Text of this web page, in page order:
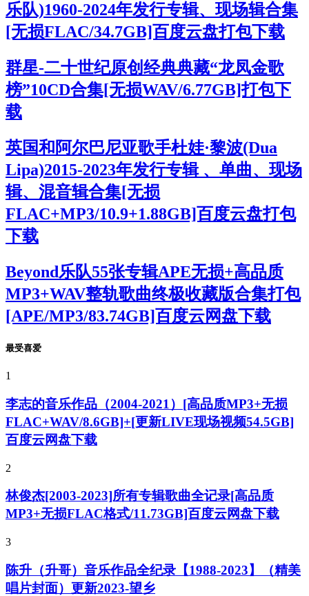
乐队)1960-2024年发行专辑、现场辑合集
[无损FLAC/34.7GB]百度云盘打包下载
群星-二十世纪原创经典典藏“龙凤金歌
榜”10CD合集[无损WAV/6.77GB]打包下
载
英国和阿尔巴尼亚歌手杜娃·黎波(Dua
Lipa)2015-2023年发行专辑 、单曲、现场
辑、混音辑合集[无损
FLAC+MP3/10.9+1.88GB]百度云盘打包
下载
Beyond乐队55张专辑APE无损+高品质
MP3+WAV整轨歌曲终极收藏版合集打包
[APE/MP3/83.74GB]百度云网盘下载
最受喜爱
1
李志的音乐作品（2004-2021）[高品质MP3+无损
FLAC+WAV/8.6GB]+[更新LIVE现场视频54.5GB]
百度云网盘下载
2
林俊杰[2003-2023]所有专辑歌曲全记录[高品质
MP3+无损FLAC格式/11.73GB]百度云网盘下载
3
陈升（升哥）音乐作品全纪录【1988-2023】（精美
唱片封面）更新2023-望乡